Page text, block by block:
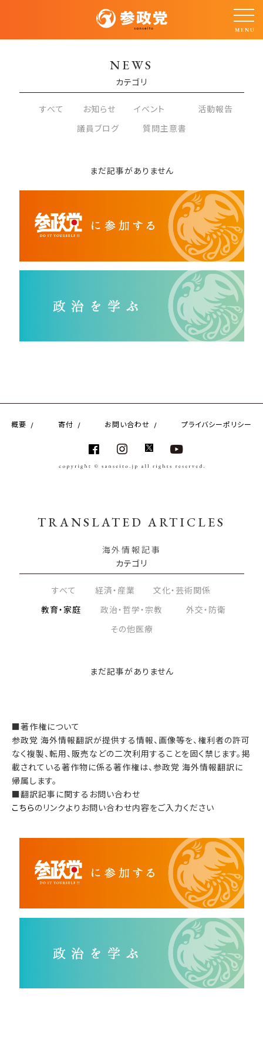
NEWS
カテゴリ
すべて お知らせ イベント
活動報告
議員ブログ
質問主意書
まだ記事がありません
概要 寄付 お問い合わせ プライバシーポリシー
TRANSLATED ARTICLES
海外情報記事
カテゴリ
すべて 経済・産業
文化・芸術関係
教育・家庭
政治・哲学・宗教
外交・防衛
その他医療
まだ記事がありません
■著作権について
参政党 海外情報翻訳が提供する情報、画像等を、権利者の許可
なく複製、転用、販売などの二次利用することを固く禁じます。掲
載されている著作物に係る著作権は、参政党 海外情報翻訳に
帰属します。
■翻訳記事に関するお問い合わせ
こちらのリンクよりお問い合わせ内容をご入力ください